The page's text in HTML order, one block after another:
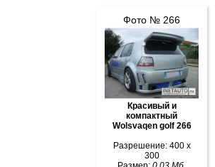
Фото № 266
Красивый и
компактный
Wolsvaqen golf 266
Разрешение: 400 x
300